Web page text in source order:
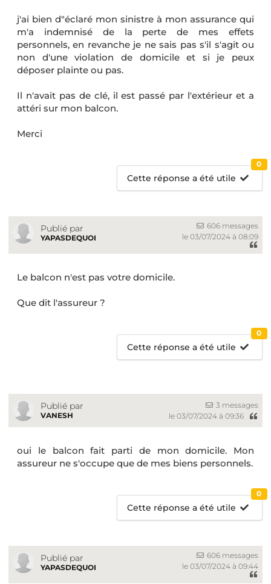
j'ai bien d"éclaré mon sinistre à mon assurance qui
m'a indemnisé de la perte de mes effets
personnels, en revanche je ne sais pas s'il s'agit ou
non d'une violation de domicile et si je peux
déposer plainte ou pas.
Il n'avait pas de clé, il est passé par l'extérieur et a
attéri sur mon balcon.
Merci
Cette réponse a été utile
0
Publié par
YAPASDEQUOI
606 messages
le 03/07/2024 à 08:09
Le balcon n'est pas votre domicile.
Que dit l'assureur ?
Cette réponse a été utile
0
Publié par
VANESH
3 messages
le 03/07/2024 à 09:36
oui le balcon fait parti de mon domicile. Mon
assureur ne s'occupe que de mes biens personnels.
Cette réponse a été utile
0
Publié par
YAPASDEQUOI
606 messages
le 03/07/2024 à 09:44